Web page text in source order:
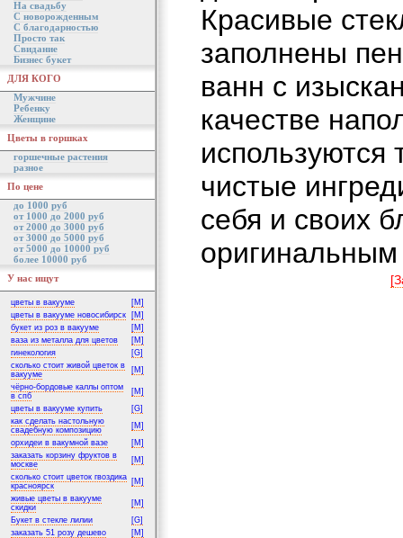
На свадьбу
С новорожденным
С благодарностью
Просто так
Свидание
Бизнес букет
ДЛЯ КОГО
Мужчине
Ребенку
Женщине
Цветы в горшках
горшечные растения
разное
По цене
до 1000 руб
от 1000 до 2000 руб
от 2000 до 3000 руб
от 3000 до 5000 руб
от 5000 до 10000 руб
более 10000 руб
У нас ищут
цветы в вакууме
[M]
цветы в вакууме новосибирск
[M]
букет из роз в вакууме
[M]
ваза из металла для цветов
[M]
гинекология
[G]
сколько стоит живой цветок в
вакууме
[M]
чёрно-бордовые каллы оптом
в спб
[M]
цветы в вакууме купить
[G]
как сделать настольную
свадебную композицию
[M]
орхидеи в вакумной вазе
[M]
заказать корзину фруктов в
москве
[M]
сколько стоит цветок гвоздика
красноярск
[M]
живые цветы в вакууме
скидки
[M]
Букет в стекле лилии
[G]
заказать 51 розу дешево
[M]
Красивые
заполнены
ванн с
качестве
используются
чистые
себя и своих